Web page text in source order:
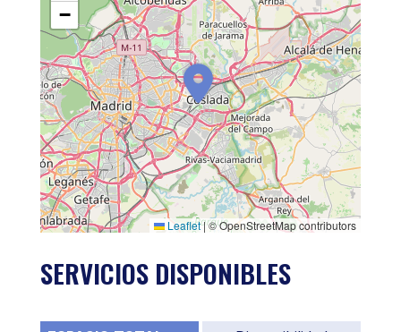
−
Leaflet|© OpenStreetMap contributors
SERVICIOS DISPONIBLES